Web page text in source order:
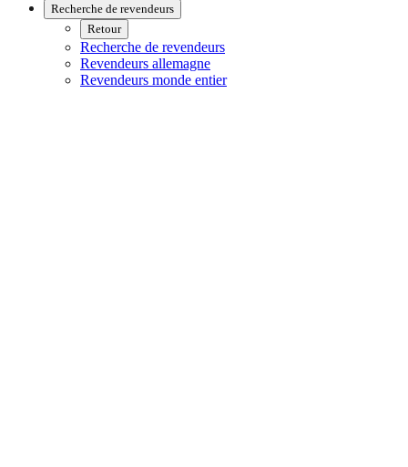
Recherche de revendeurs
Retour
Recherche de revendeurs
Revendeurs allemagne
Revendeurs monde entier